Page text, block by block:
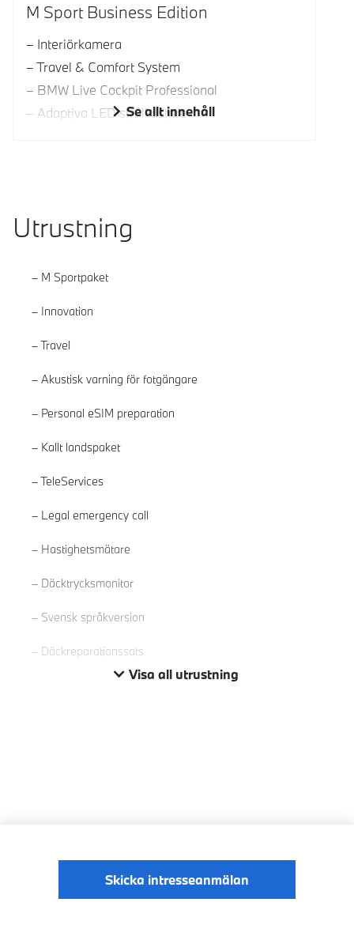
M Sport Business Edition
Interiörkamera
Travel & Comfort System
BMW Live Cockpit Professional
Adaptiva LED strålkastare
Se allt innehåll
Utrustning
M Sportpaket
Innovation
Travel
Akustisk varning för fotgängare
Personal eSIM preparation
Kallt landspaket
TeleServices
Legal emergency call
Hastighetsmätare
Däcktrycksmonitor
Svensk språkversion
Däckreparationssats
Visa all utrustning
Läs mer
Skicka intresseanmälan